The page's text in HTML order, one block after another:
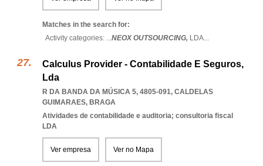
Matches in the search for:
Activity categories: ...NEOX OUTSOURCING, LDA...
Calculus Provider - Contabilidade E Seguros,
Lda
R DA BANDA DA MÚSICA 5, 4805-091, CALDELAS
GUIMARAES, BRAGA
Atividades de contabilidade e auditoria; consultoria fiscal
LDA
Ver empresa Ver no Mapa